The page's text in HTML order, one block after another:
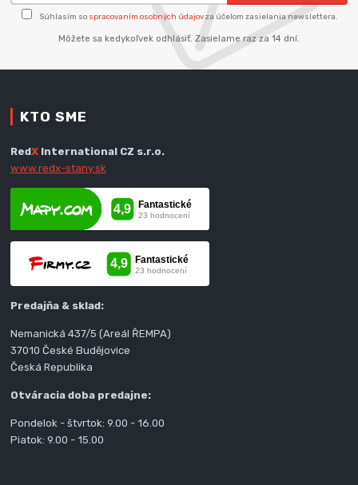
Súhlasím so spracovaním osobných údajovza účelom zasielania newslettera.
Môžete sa kedykoľvek odhlásiť. Zasielame raz za 14 dní.
KTO SME
RedX International CZ s.r.o.
www.redx-stany.sk
Predajňa & sklad:
Nemanická 437/5 (Areál ŘEMPA)
37010 České Budějovice
Česká Republika
Otváracia doba predajne:
Pondelok - štvrtok: 9.00 - 16.00
Piatok: 9.00 - 15.00